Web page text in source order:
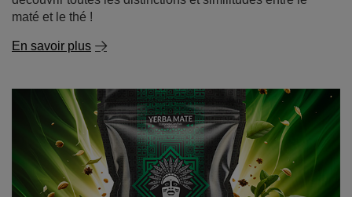
maté et le thé !
En savoir plus